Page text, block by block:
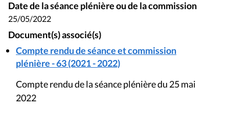
Date de la séance plénière ou de la commission
25/05/2022
Document(s) associé(s)
Compte rendu de séance et commission
plénière - 63 (2021 - 2022)
Compte rendu de la séance plénière du 25 mai
2022